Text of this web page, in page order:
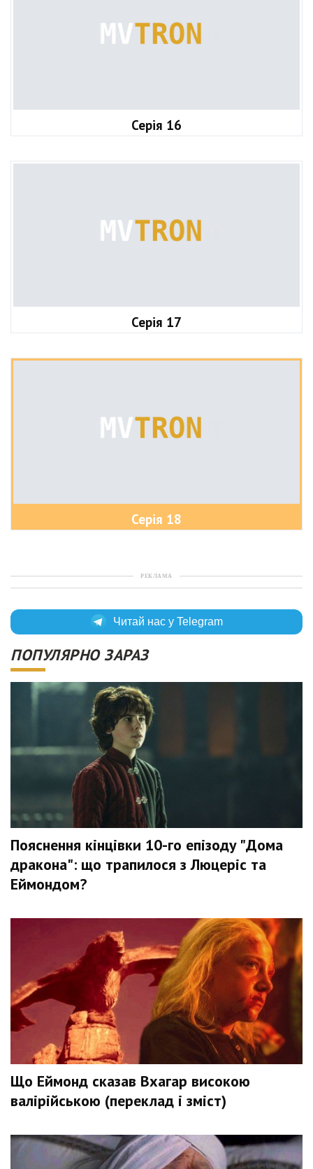
Серія 16
Серія 17
Серія 18
РЕКЛАМА
Читай нас у Telegram
ПОПУЛЯРНО ЗАРАЗ
Пояснення кінцівки 10-го епізоду "Дома
дракона": що трапилося з Люцеріс та
Еймондом?
Що Еймонд сказав Вхагар високою
валірійською (переклад і зміст)